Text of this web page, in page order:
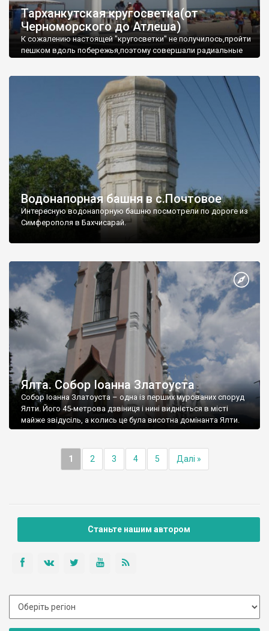
Тарханкутская кругосветка(от
Черноморского до Атлеша)
К сожалению настоящей "кругосветки" не получилось,пройти
пешком вдоль побережья,поэтому совершали радиальные
Водонапорная башня в с.Почтовое
Интересную водонапорную башню посмотрели по дороге из
Симферополя в Бахчисарай.
Ялта. Собор Іоанна Златоуста
Собор Іоанна Златоуста – одна із перших мурованих споруд
Ялти. Його 45-метрова дзвіниця і нині видніється в місті
майже звідусіль, а колись це була висотна домінанта Ялти.
1 2 3 4 5 Далі »
Станьте нашим автором